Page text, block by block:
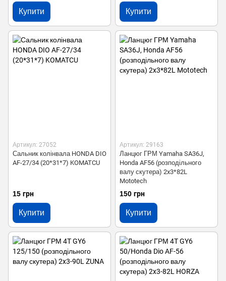
Купити Купити
Артикул: 27052
Сальник колінвала HONDA DIO
AF-27/34 (20*31*7) KOMATCU
15 грн
Купити
Артикул: 29163
Ланцюг ГРМ Yamaha SA36J,
Honda AF56 (розподільного
валу скутера) 2x3*82L
Mototech
150 грн
Купити